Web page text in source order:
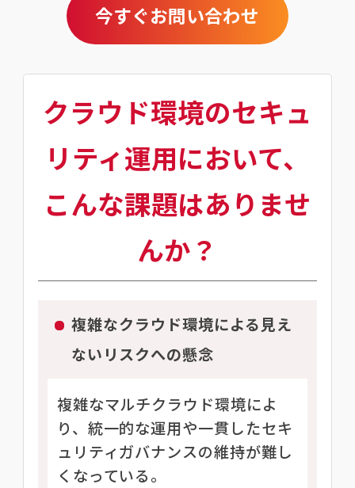
今すぐお問い合わせ
クラウド環境のセキュ
リティ運用において、
こんな課題はありませ
んか？
複雑なクラウド環境による見え
ないリスクへの懸念
複雑なマルチクラウド環境によ
り、統一的な運用や一貫したセキ
ュリティガバナンスの維持が難し
くなっている。